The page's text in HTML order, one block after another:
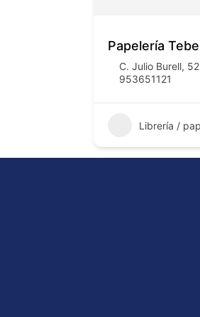
Papelería
C. Julio Burell,
953651121
Librería /